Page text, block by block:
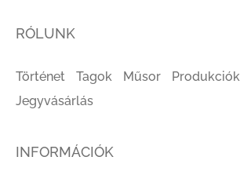
RÓLUNK
Történet Tagok Műsor Produkciók
Jegyvásárlás
INFORMÁCIÓK